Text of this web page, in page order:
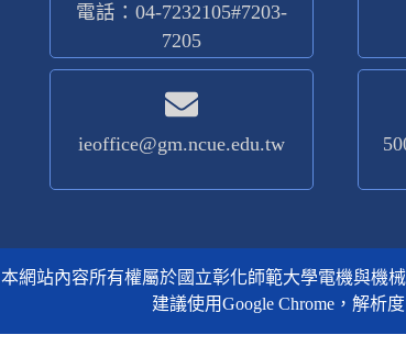
電話：04-7232105#7203-
7205
ieoffice@gm.ncue.edu.tw
本網站內容所有權屬於國立彰化師範大學電機與機
建議使用Google Chrome，解析